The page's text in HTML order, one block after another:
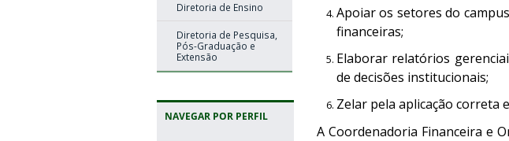
Diretoria de Ensino
Diretoria de Pesquisa,
Pós-Graduação e
Extensão
NAVEGAR POR PERFIL
Apoiar os setores do
financeiras;
Elaborar relatórios
de decisões institucionais;
Zelar pela aplicação correta
A Coordenadoria Financeira e